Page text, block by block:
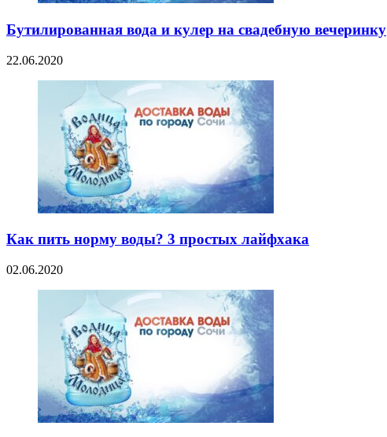
Бутилированная вода и кулер на свадебную вечеринку
22.06.2020
Как пить норму воды? 3 простых лайфхака
02.06.2020